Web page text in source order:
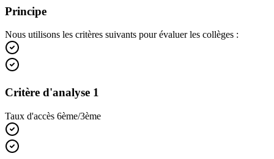
Principe
Nous utilisons les critères suivants pour évaluer les collèges :
Critère d'analyse 1
Taux d'accès 6ème/3ème